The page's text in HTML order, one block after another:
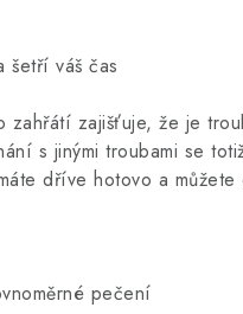
šetří váš čas
zahřátí zajišťuje, že je
s jinými troubami se
dříve hotovo a
pečení